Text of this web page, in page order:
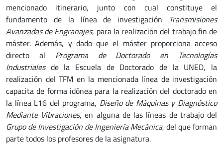
mencionado itinerario, junto con cual constituye el
fundamento de la línea de investigación Transmisiones
Avanzadas de Engranajes, para la realización del trabajo fin de
máster. Además, y dado que el máster proporciona acceso
directo al Programa de Doctorado en Tecnologías
Industrialesde la Escuela de Doctorado de la UNED, la
realización del TFM en la mencionada línea de investigación
capacita de forma idónea para la realización del doctorado en
la línea L16 del programa, Diseño de Máquinas y Diagnóstico
Mediante Vibraciones, en alguna de las líneas de trabajo del
Grupo de Investigación de Ingeniería Mecánica, del que forman
parte todos los profesores de la asignatura.